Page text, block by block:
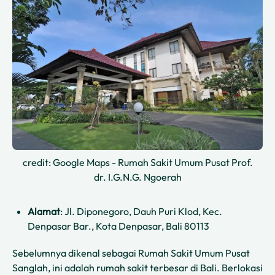
credit: Google Maps - Rumah Sakit Umum Pusat Prof.
dr. I.G.N.G. Ngoerah
Alamat: Jl. Diponegoro, Dauh Puri Klod, Kec.
Denpasar Bar., Kota Denpasar, Bali 80113
Sebelumnya dikenal sebagai Rumah Sakit Umum Pusat
Sanglah, ini adalah rumah sakit terbesar di Bali. Berlokasi